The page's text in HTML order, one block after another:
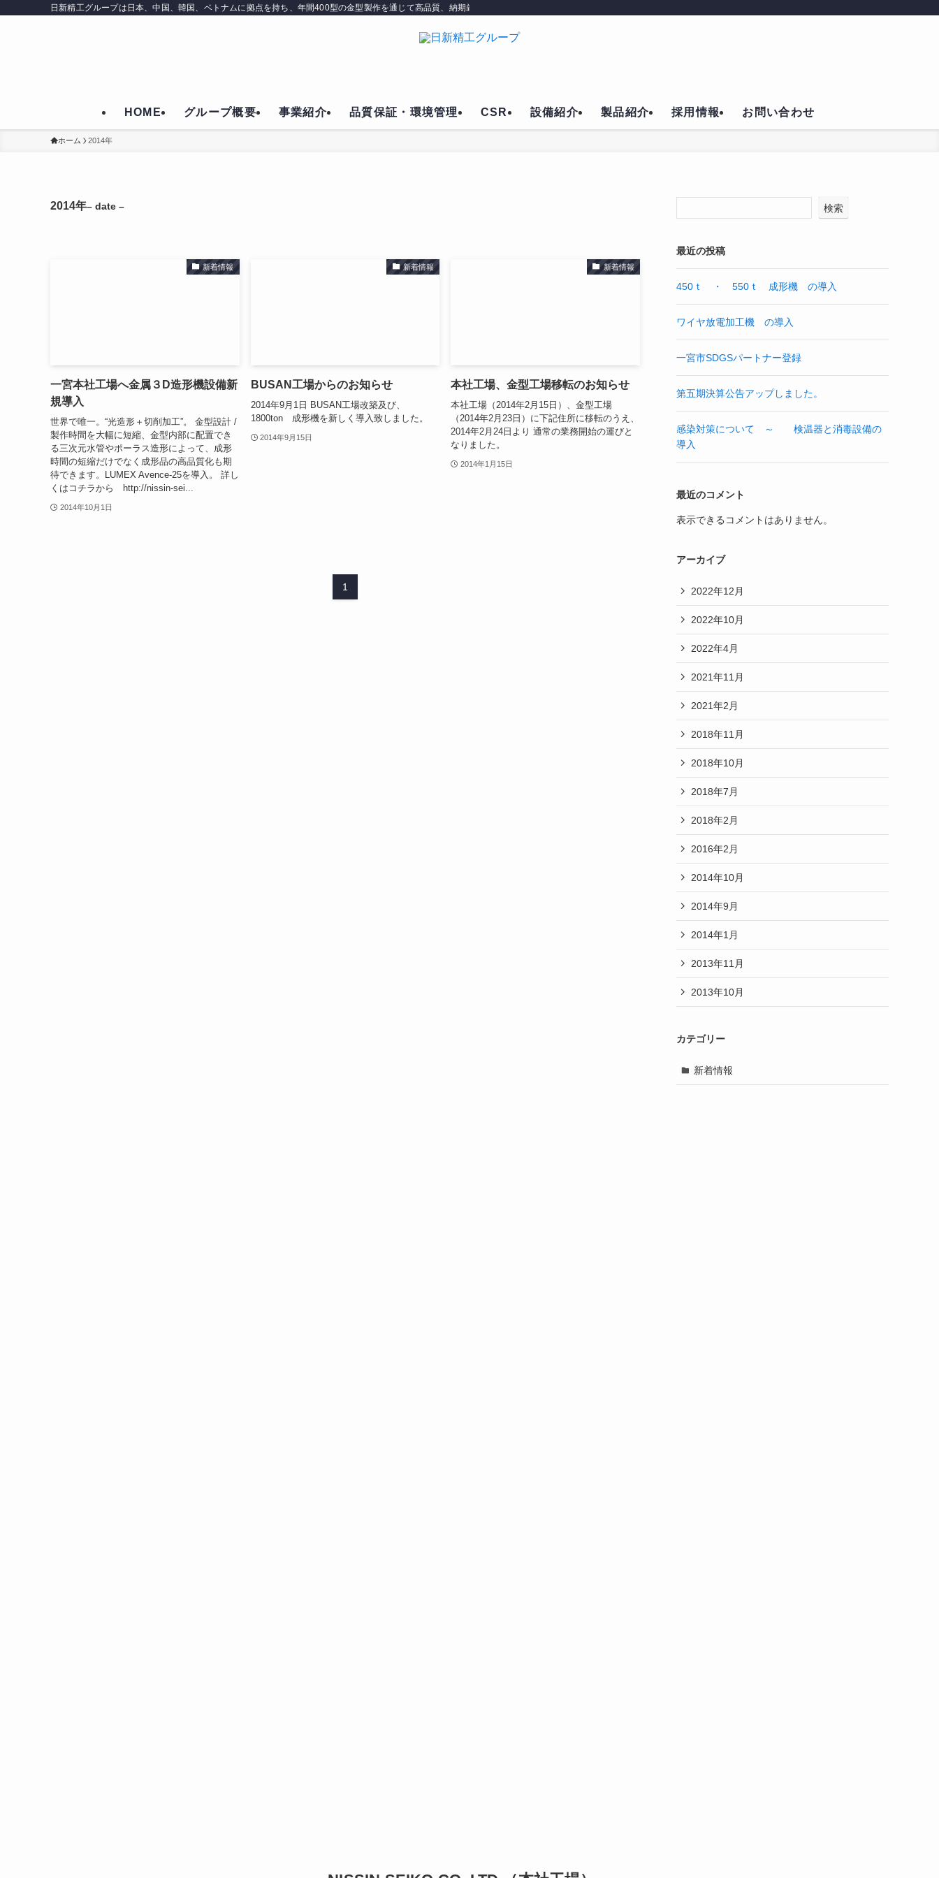
日新精工グループは日本、中国、韓国、ベトナムに拠点を持ち、年間400型の金型製作を通じて高品質、納期厳守、コスト削減を実現しています。最新技術と熟練の職人技を駆使し、設計から製造まで一貫した品質管理を行い
HOME グループ概要 事業紹介 品質保証・環境管理 CSR 設備紹介 製品紹介 採用情報 お問い合わせ
ホーム 2014年
2014年– date –
新着情報
一宮本社工場へ金属３D造形機設備新
規導入
世界で唯一。“光造形＋切削加工”。 金型設計 /
製作時間を大幅に短縮、金型内部に配置でき
る三次元水管やポーラス造形によって、成形
時間の短縮だけでなく成形品の高品質化も期
待できます。LUMEX Avence-25を導入。 詳し
くはコチラから http://nissin-sei...
2014年10月1日
新着情報
BUSAN工場からのお知らせ
2014年9月1日 BUSAN工場改築及び、
1800ton 成形機を新しく導入致しました。
2014年9月15日
新着情報
本社工場、金型工場移転のお知らせ
本社工場（2014年2月15日）、金型工場
（2014年2月23日）に下記住所に移転のうえ、
2014年2月24日より 通常の業務開始の運びと
なりました。
2014年1月15日
1
検索
最近の投稿
450ｔ ・ 550ｔ 成形機 の導入
ワイヤ放電加工機 の導入
一宮市SDGSパートナー登録
第五期決算公告アップしました。
感染対策について ～ 検温器と消毒設備の
導入
最近のコメント
表示できるコメントはありません。
アーカイブ
2022年12月
2022年10月
2022年4月
2021年11月
2021年2月
2018年11月
2018年10月
2018年7月
2018年2月
2016年2月
2014年10月
2014年9月
2014年1月
2013年11月
2013年10月
カテゴリー
新着情報